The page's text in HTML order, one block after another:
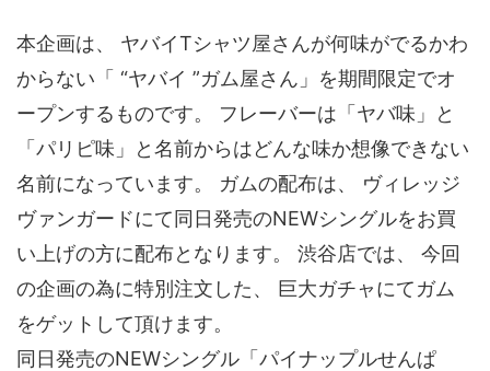
本企画は、 ヤバイTシャツ屋さんが何味がでるかわ
からない「 “ヤバイ ”ガム屋さん」を期間限定でオ
ープンするものです。 フレーバーは「ヤバ味」と
「パリピ味」と名前からはどんな味か想像できない
名前になっています。 ガムの配布は、 ヴィレッジ
ヴァンガードにて同日発売のNEWシングルをお買
い上げの方に配布となります。 渋谷店では、 今回
の企画の為に特別注文した、 巨大ガチャにてガム
をゲットして頂けます。
同日発売のNEWシングル「パイナップルせんぱ